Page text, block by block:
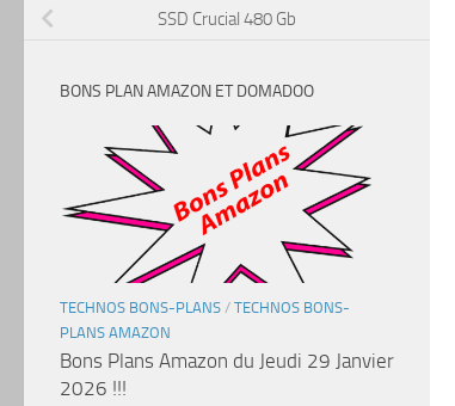
SSD Crucial 480 Gb
BONS PLAN AMAZON ET DOMADOO
TECHNOS BONS-PLANS / TECHNOS BONS-
PLANS AMAZON
Bons Plans Amazon du Jeudi 29 Janvier
2026 !!!